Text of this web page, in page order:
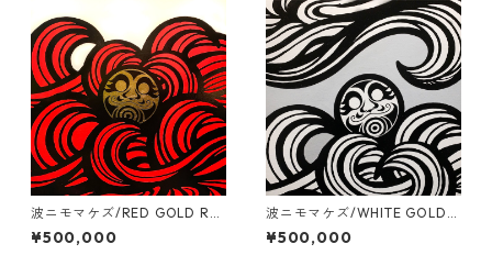
波ニモマケズ/RED GOLD RE
AF / S30号(910mm x 910m
m)
¥500,000
波ニモマケズ/WHITE GOLD R
EAF / S30号(910mm x 910m
m)
¥500,000